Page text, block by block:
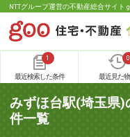
NTTグループ運営の不動産総合サイト
1
最近検索した条件
0
最近見た
みずほ台駅(埼玉県)
件一覧